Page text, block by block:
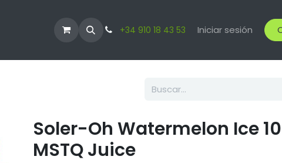
CBD +34 910 18 43 53 Iniciar sesión
Soler-Oh Watermelon Ice
MSTQ Juice